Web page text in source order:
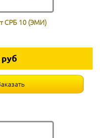
СРБ 10 (ЭМИ)
руб